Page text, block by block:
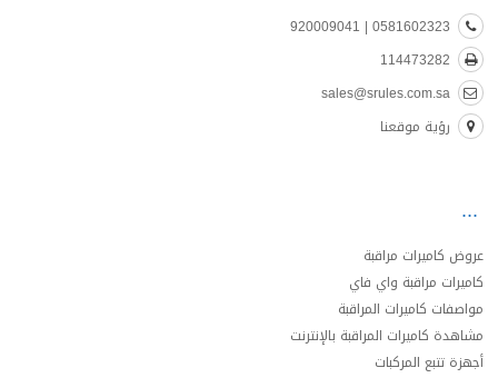
0581602323 | 920009041
114473282
sales@srules.com.sa
رؤية موقعنا
عروض كاميرات مراقبة
كاميرات مراقبة واي فاي
مواصفات كاميرات المراقبة
مشاهدة كاميرات المراقبة بالإنترنت
أجهزة تتبع المركبات